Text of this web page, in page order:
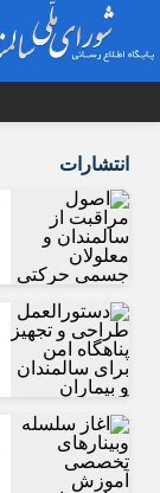
توییتر
آپارات رمز عبور
مرا به خاطر بسپار
انتشارات